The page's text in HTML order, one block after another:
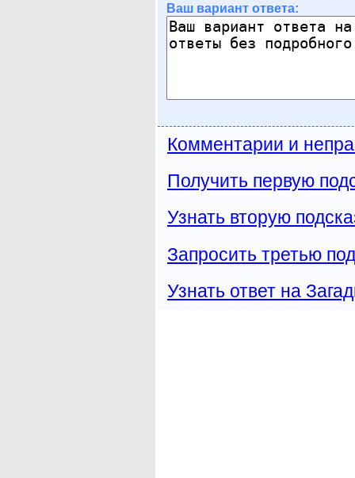
Ваш вариант ответа:
Комментарии и
Получить первую
Узнать вторую
Запросить третью
Узнать ответ на